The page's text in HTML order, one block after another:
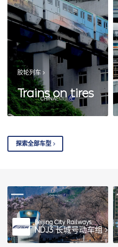
胶轮列车
Trains on tires
探索全部车型
Beijing City Railways
NDJ3长城号动车组